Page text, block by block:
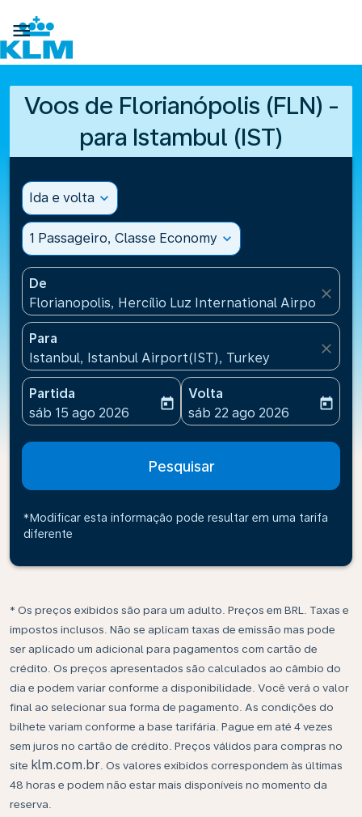

Voos de Florianópolis (FLN) -
para Istambul (IST)
Ida e volta expand_more
1 Passageiro, Classe Economy expand_more
De
Florianopolis, Hercílio Luz International
close
Para
Istanbul, Istanbul Airport(IST), Turkey
close
Partida
fc-booking-departure-date-aria-label
sáb 15 ago 2026
today
Volta
fc-booking-return-date-
sáb 22 ago 2026
today
Pesquisar
*Modificar esta informação pode resultar em uma tarifa
diferente
* Os preços exibidos são para um adulto. Preços em BRL. Taxas e
impostos inclusos. Não se aplicam taxas de emissão mas pode
ser aplicado um adicional para pagamentos com cartão de
crédito. Os preços apresentados são calculados ao câmbio do
dia e podem variar conforme a disponibilidade. Você verá o valor
final ao selecionar sua forma de pagamento. As condições do
bilhete variam conforme a base tarifária. Pague em até 4 vezes
sem juros no cartão de crédito. Preços válidos para compras no
site klm.com.br . Os valores exibidos correspondem às últimas
48 horas e podem não estar mais disponíveis no momento da
reserva.